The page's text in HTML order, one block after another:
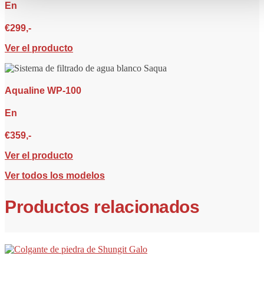
En
€299,-
Ver el producto
Aqualine WP-100
En
€359,-
Ver el producto
Ver todos los modelos
Productos relacionados